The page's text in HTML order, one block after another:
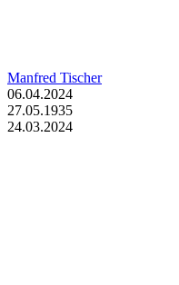
Manfred Tischer
06.04.2024
27.05.1935
24.03.2024